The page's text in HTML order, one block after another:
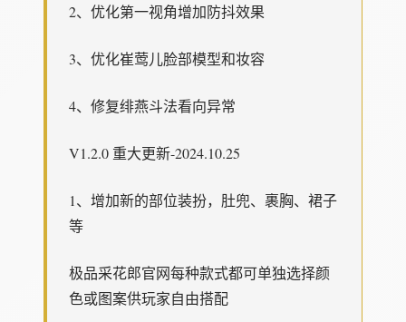
2、优化第一视角增加防抖效果
3、优化崔莺儿脸部模型和妆容
4、修复绯燕斗法看向异常
V1.2.0 重大更新-2024.10.25
1、增加新的部位装扮，肚兜、裹胸、裙子
等
极品采花郎官网每种款式都可单独选择颜
色或图案供玩家自由搭配